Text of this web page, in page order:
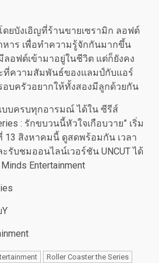
ดยบังเอิญที่ร้านขายเซรามิก ลอฟต์
หาร เพื่อทำความรู้จักกันมากขึ้น
ลอฟต์เข้ามาอยู่ในชีวิต แต่ก็ยังคง
ที่ความสัมพันธ์ของแลมป์กับแอร์
อบครัวอยากให้ทั้งสองมีลูกด้วยกัน
บครบทุกอารมณ์ ได้ใน ซีรีส์
: รักขบวนนี้หัวใจเกือบวาย” เริ่ม
13 สิงหาคมนี้ ดูสดพร้อมกัน เวลา
รับชมออนไลน์เวอร์ชัน UNCUT ได้
Entertainment
Roller Coaster the Series